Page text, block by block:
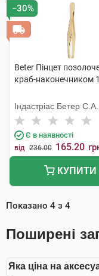
−30%
Beter Пінцет
краб-наконечником
Індастріас Бетер С.А.
Є в наявності
від 236.00 165.20
КУПИТИ
Показано 4 з 4
Поширені
Яка ціна на